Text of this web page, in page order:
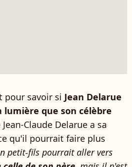
pour savoir si Jean Delarue
que son célèbre
Claude Delarue a sa
qu'il pourrait faire plus
petit-fils pourrait aller vers